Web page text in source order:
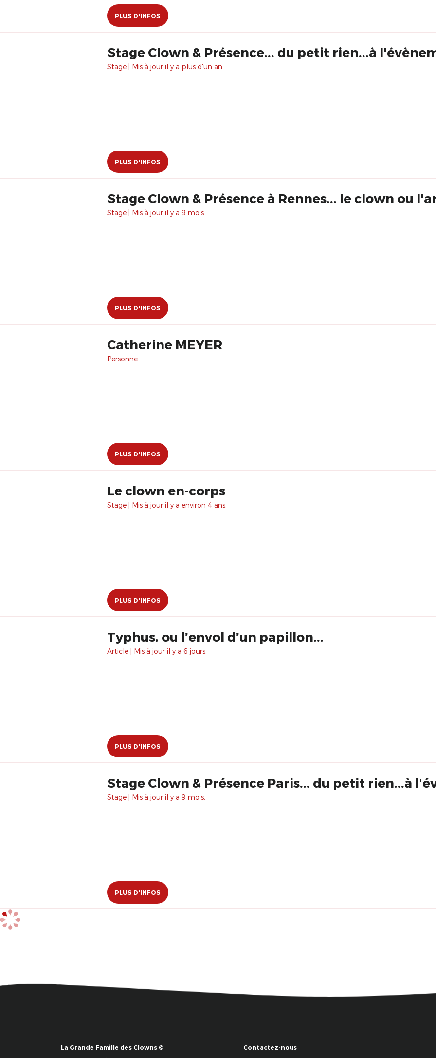
PLUS D'INFOS
Stage Clown & Présence... du petit rien...à
Stage | Mis à jour il y a plus d'un an.
PLUS D'INFOS
Stage Clown & Présence à Rennes... le clown ou
Stage | Mis à jour il y a 9 mois.
PLUS D'INFOS
Catherine MEYER
Personne
PLUS D'INFOS
Le clown en-corps
Stage | Mis à jour il y a environ 4 ans.
PLUS D'INFOS
Typhus, ou l’envol d’un papillon...
Article | Mis à jour il y a 6 jours.
PLUS D'INFOS
Stage Clown & Présence Paris... du petit rien...à
Stage | Mis à jour il y a 9 mois.
PLUS D'INFOS
La Grande Famille des Clowns ©
Contactez-nous